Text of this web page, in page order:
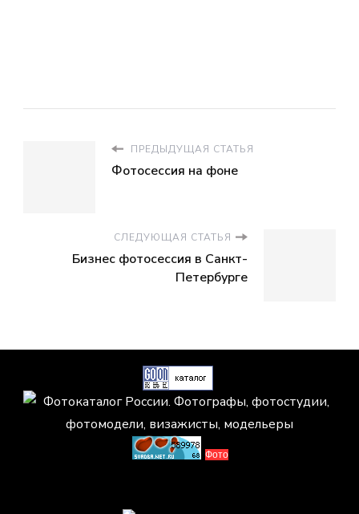
ПРЕДЫДУЩАЯ СТАТЬЯ
Фотосессия на фоне
СЛЕДУЮЩАЯ СТАТЬЯ
Бизнес фотосессия в Санкт-
Петербурге
Фото